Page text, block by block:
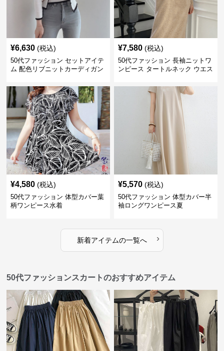
¥6,630 (税込)
50代ファッション セットアイテ
ム 配色リブニットカーディガン
¥7,580 (税込)
50代ファッション 長袖ニットワ
ンピース タートルネック ウエス
¥4,580 (税込)
50代ファッション 体型カバー葉
柄ワンピース水着
¥5,570 (税込)
50代ファッション 体型カバー半
袖ロングワンピース夏
新着アイテムの一覧へ ›
50代ファッションスカートのおすすめアイテム